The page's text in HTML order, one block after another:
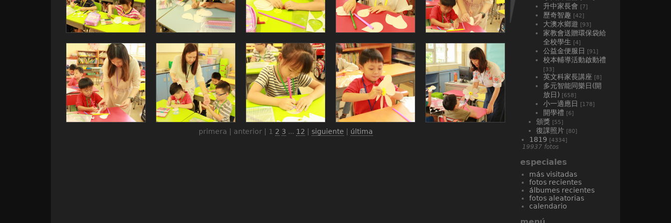
primera | anterior | 1 2 3 ... 12 | siguiente | última
升中家長會 [7]
歷奇智趣 [42]
大澳水鄉遊 [93]
家教會送贈環保袋給
全校學生 [4]
公益金便服日 [91]
校本輔導活動啟動禮
[33]
英文科家長講座 [8]
多元智能同樂日(開
放日) [658]
小一適應日 [178]
開學禮 [6]
頒獎 [55]
復課照片 [80]
1819 [4334]
19937 fotos
especiales
más visitadas
fotos recientes
álbumes recientes
fotos aleatorias
calendario